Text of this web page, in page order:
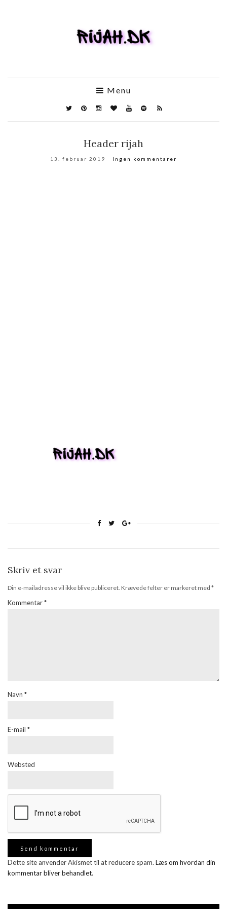
Menu
Header rijah
13. februar 2019 Ingen kommentarer
Skriv et svar
Din e-mailadresse vil ikke blive publiceret. Krævede felter er markeret med *
Kommentar*
Navn *
E-mail *
Websted
Dette site anvender Akismet til at reducere spam. Læs om hvordan din
kommentar bliver behandlet.